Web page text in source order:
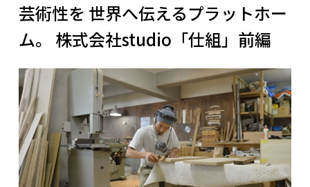
芸術性を 世界へ伝えるプラットホー
ム。 株式会社studio「仕組」前編